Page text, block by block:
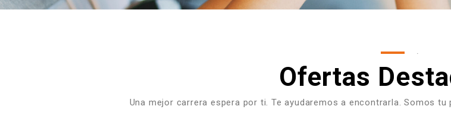
.
Ofertas
Una mejor carrera espera por ti. Te ayudaremos a encontrarla. Somos